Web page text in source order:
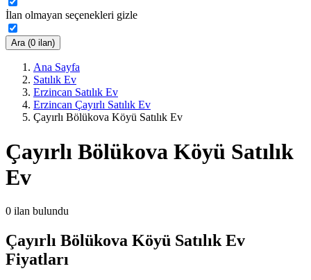
İlan olmayan seçenekleri gizle
Ara (0 ilan)
Ana Sayfa
Satılık Ev
Erzincan Satılık Ev
Erzincan Çayırlı Satılık Ev
Çayırlı Bölükova Köyü Satılık Ev
Çayırlı Bölükova Köyü Satılık
Ev
0 ilan bulundu
Çayırlı Bölükova Köyü Satılık Ev
Fiyatları